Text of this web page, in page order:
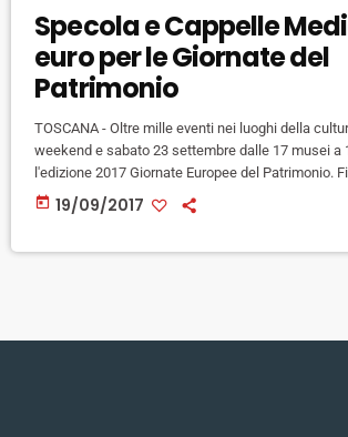
Specola e Cappelle
euro per le Giornate del
Patrimonio
TOSCANA - Oltre mille eventi nei luoghi della
weekend e sabato 23 settembre dalle 17 musei a
l'edizione 2017 Giornate Europee del Patrimonio.
l'edizione di quest'anno, alla quale aderiscono
luoghi della cultura statali anche tanti musei civici,
today 19/09/2017